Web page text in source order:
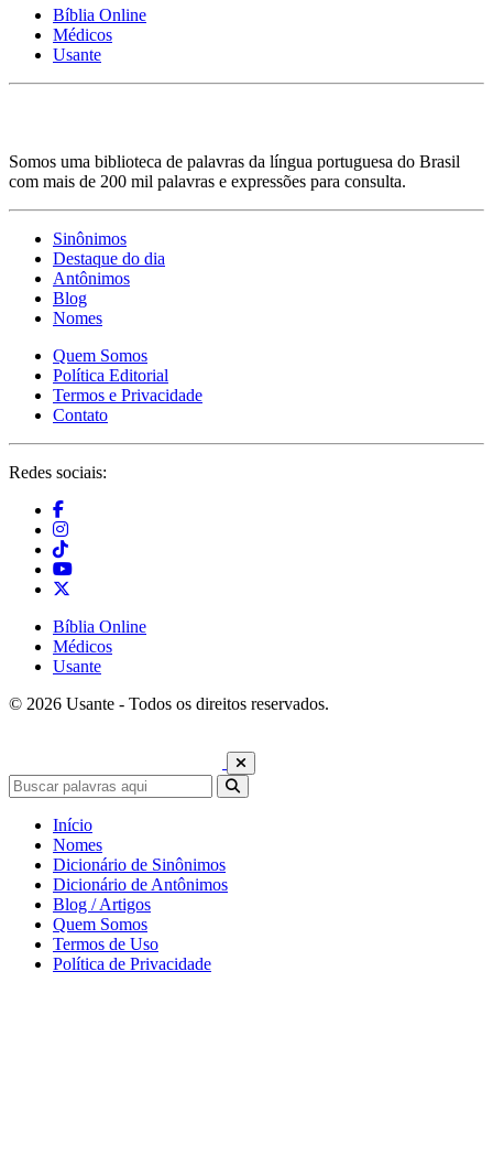
Bíblia Online
Médicos
Usante
Somos uma biblioteca de palavras da língua portuguesa do Brasil
com mais de 200 mil palavras e expressões para consulta.
Sinônimos
Destaque do dia
Antônimos
Blog
Nomes
Quem Somos
Política Editorial
Termos e Privacidade
Contato
Redes sociais:
Bíblia Online
Médicos
Usante
© 2026 Usante - Todos os direitos reservados.
Início
Nomes
Dicionário de Sinônimos
Dicionário de Antônimos
Blog / Artigos
Quem Somos
Termos de Uso
Política de Privacidade